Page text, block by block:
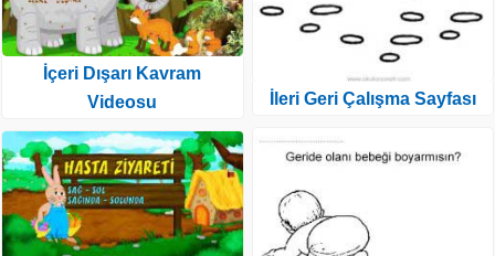
İçeri Dışarı Kavram
Videosu
İleri Geri Çalışma Sayfası